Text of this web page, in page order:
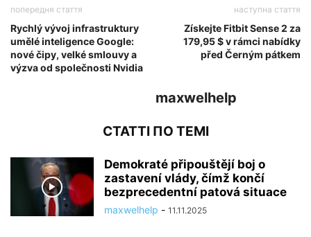
попередня стаття
Rychlý vývoj infrastruktury
umělé inteligence Google:
nové čipy, velké smlouvy a
výzva od společnosti Nvidia
наступна стаття
Získejte Fitbit Sense 2 za
179,95 $ v rámci nabídky
před Černým pátkem
maxwelhelp
СТАТТІ ПО ТЕМІ
Demokraté připouštějí boj o
zastavení vlády, čímž končí
bezprecedentní patová situace
maxwelhelp - 11.11.2025